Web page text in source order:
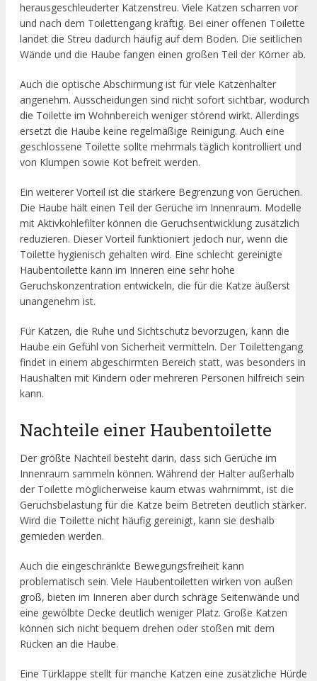
herausgeschleuderter Katzenstreu. Viele Katzen scharren vor
und nach dem Toilettengang kräftig. Bei einer offenen Toilette
landet die Streu dadurch häufig auf dem Boden. Die seitlichen
Wände und die Haube fangen einen großen Teil der Körner ab.
Auch die optische Abschirmung ist für viele Katzenhalter
angenehm. Ausscheidungen sind nicht sofort sichtbar, wodurch
die Toilette im Wohnbereich weniger störend wirkt. Allerdings
ersetzt die Haube keine regelmäßige Reinigung. Auch eine
geschlossene Toilette sollte mehrmals täglich kontrolliert und
von Klumpen sowie Kot befreit werden.
Ein weiterer Vorteil ist die stärkere Begrenzung von Gerüchen.
Die Haube hält einen Teil der Gerüche im Innenraum. Modelle
mit Aktivkohlefilter können die Geruchsentwicklung zusätzlich
reduzieren. Dieser Vorteil funktioniert jedoch nur, wenn die
Toilette hygienisch gehalten wird. Eine schlecht gereinigte
Haubentoilette kann im Inneren eine sehr hohe
Geruchskonzentration entwickeln, die für die Katze äußerst
unangenehm ist.
Für Katzen, die Ruhe und Sichtschutz bevorzugen, kann die
Haube ein Gefühl von Sicherheit vermitteln. Der Toilettengang
findet in einem abgeschirmten Bereich statt, was besonders in
Haushalten mit Kindern oder mehreren Personen hilfreich sein
kann.
Nachteile einer Haubentoilette
Der größte Nachteil besteht darin, dass sich Gerüche im
Innenraum sammeln können. Während der Halter außerhalb
der Toilette möglicherweise kaum etwas wahrnimmt, ist die
Geruchsbelastung für die Katze beim Betreten deutlich stärker.
Wird die Toilette nicht häufig gereinigt, kann sie deshalb
gemieden werden.
Auch die eingeschränkte Bewegungsfreiheit kann
problematisch sein. Viele Haubentoiletten wirken von außen
groß, bieten im Inneren aber durch schräge Seitenwände und
eine gewölbte Decke deutlich weniger Platz. Große Katzen
können sich nicht bequem drehen oder stoßen mit dem
Rücken an die Haube.
Eine Türklappe stellt für manche Katzen eine zusätzliche Hürde